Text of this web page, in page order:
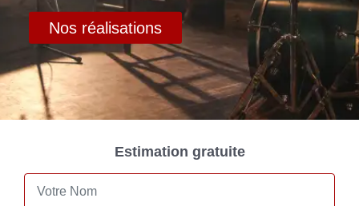
Nos réalisations
Estimation gratuite